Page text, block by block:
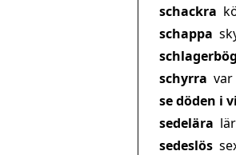
schackra
schappa
schlagerbög
schyrra var
se döden i
sedelära
sedeslös